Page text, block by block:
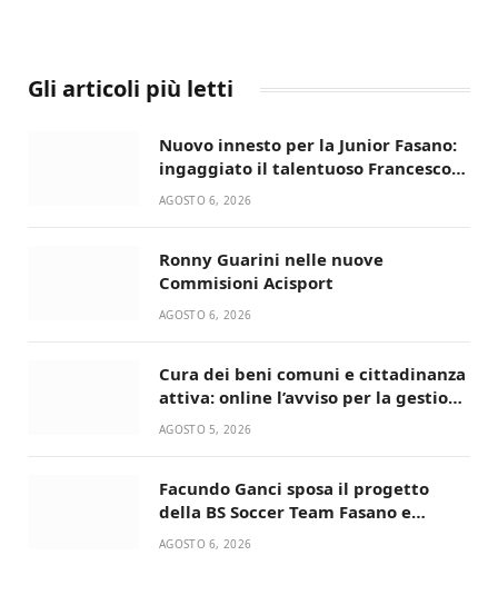
Gli articoli più letti
Nuovo innesto per la Junior Fasano:
ingaggiato il talentuoso Francesco
Lupo Timini
AGOSTO 6, 2026
Ronny Guarini nelle nuove
Commisioni Acisport
AGOSTO 6, 2026
Cura dei beni comuni e cittadinanza
attiva: online l’avviso per la gestione
condivisa della Villetta di Laureto
AGOSTO 5, 2026
Facundo Ganci sposa il progetto
della BS Soccer Team Fasano e
ritorna in campo
AGOSTO 6, 2026